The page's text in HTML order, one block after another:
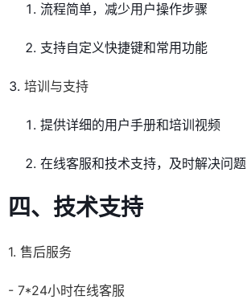
流程简单，减少用户操作步骤
支持自定义快捷键和常用功能
培训与支持
提供详细的用户手册和培训视频
在线客服和技术支持，及时解决问题
四、技术支持
1. 售后服务
- 7*24小时在线客服